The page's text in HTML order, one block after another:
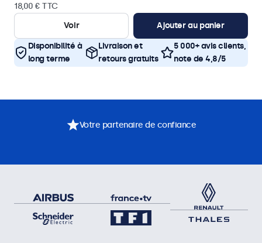
18,00 € TTC
Voir
Ajouter au panier
Disponibilité à
long terme
Livraison et
retours gratuits
5 000+ avis clients,
note de 4,8/5
Votre partenaire de confiance